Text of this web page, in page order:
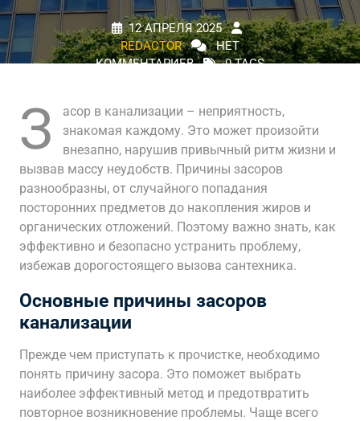
12 АПРЕЛЯ 2025
REDACTOR
НЕТ
КОММЕНТАРИЕВ
0 TAGS
З
асор в канализации – неприятность,
знакомая каждому. Это может произойти
внезапно, нарушив привычный ритм жизни и
вызвав массу неудобств. Причины засоров
разнообразны, от случайного попадания
посторонних предметов до накопления жиров и
органических отложений. Поэтому важно знать, как
эффективно и безопасно устранить проблему,
избежав дорогостоящего вызова сантехника.
Основные причины засоров
канализации
Прежде чем приступать к прочистке, необходимо
понять причину засора. Это поможет выбрать
наиболее эффективный метод и предотвратить
повторное возникновение проблемы. Чаще всего